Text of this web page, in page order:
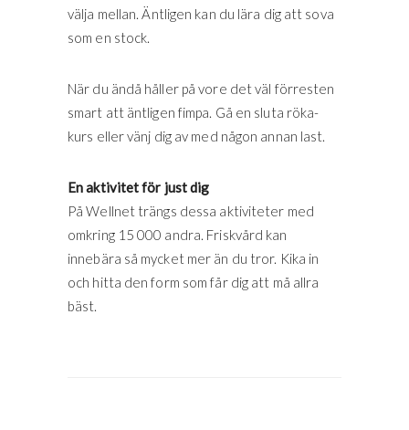
välja mellan. Äntligen kan du lära dig att sova
som en stock.
När du ändå håller på vore det väl förresten
smart att äntligen fimpa. Gå en sluta röka-
kurs eller vänj dig av med någon annan last.
En aktivitet för just dig
På Wellnet trängs dessa aktiviteter med
omkring 15 000 andra. Friskvård kan
innebära så mycket mer än du tror. Kika in
och hitta den form som får dig att må allra
bäst.